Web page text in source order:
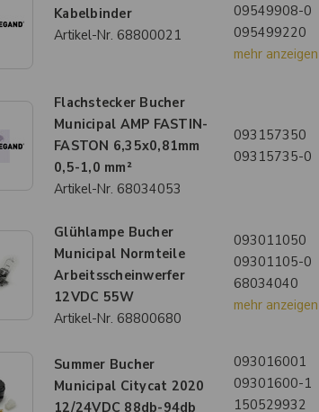
Kabelbinder
Artikel-Nr. 68800021
09549908-0
095499220
mehr anzeigen
Flachstecker Bucher
Municipal AMP FASTIN-
FASTON 6,35x0,81mm
0,5-1,0 mm²
Artikel-Nr. 68034053
093157350
09315735-0
Glühlampe Bucher
Municipal Normteile
Arbeitsscheinwerfer
12VDC 55W
Artikel-Nr. 68800680
093011050
09301105-0
68034040
mehr anzeigen
Summer Bucher
Municipal Citycat 2020
12/24VDC 88db-94db
093016001
09301600-1
150529932